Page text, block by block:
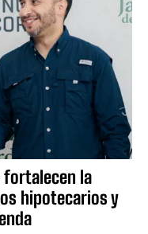
fortalecen la
hipotecarios y